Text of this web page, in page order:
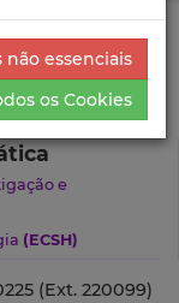
Currículo
e
(ECSH)
(Ext. 220099)
não essenciais
os Cookies